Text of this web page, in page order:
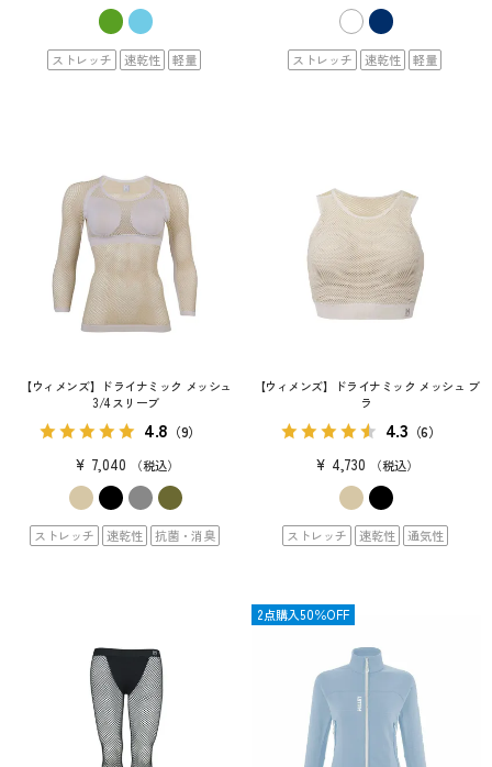
ストレッチ 速乾性 軽量 ストレッチ 速乾性 軽量
【ウィメンズ】ドライナミック メッシュ
3/4 スリーブ
4.8 （9）
¥ 7,040 税込
ストレッチ 速乾性 抗菌・消臭
【ウィメンズ】ドライナミック メッシュ ブ
ラ
4.3 （6）
¥ 4,730 税込
ストレッチ 速乾性 通気性
限定
2点購入50％OFF